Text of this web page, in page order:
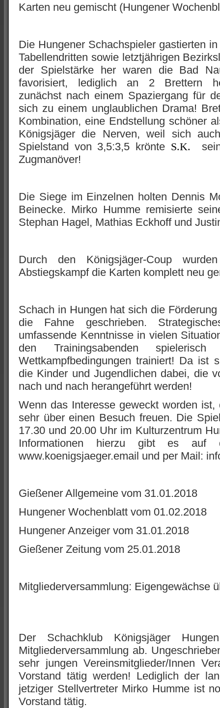
Karten neu gemischt (Hungener
Die Hungener Schachspieler gastierten
Tabellendritten sowie letztjährigen
der Spielstärke her waren die Bad
favorisiert, lediglich an 2 Brettern
zunächst nach einem Spaziergang für
sich zu einem unglaublichen Drama!
Kombination, eine Endstellung schöner
Königsjäger die Nerven, weil sich
Spielstand von 3,5:3,5 krönte S.K.
Zugmanöver!
Die Siege im Einzelnen holten Dennis
Beinecke. Mirko Humme remisierte
Stephan Hagel, Mathias Eckhoff und
Durch den Königsjäger-Coup
Abstiegskampf die Karten komplett neu
Schach in Hungen hat sich die
die Fahne geschrieben.
umfassende Kenntnisse in vielen
den Trainingsabenden
Wettkampfbedingungen trainiert! Da ist
die Kinder und Jugendlichen dabei, die
nach und nach herangeführt werden!
Wenn das Interesse geweckt worden
sehr über einen Besuch freuen. Die
17.30 und 20.00 Uhr im Kulturzentrum
Informationen hierzu gibt es auf
www.koenigsjaeger.email und per Mail:
Gießener Allgemeine vom 31.01.2018
Hungener Wochenblatt vom 01.02.2018
Hungener Anzeiger vom 31.01.2018
Gießener Zeitung vom 25.01.2018
Mitgliederversammlung: Eigengewächse
Der Schachklub Königsjäger
Mitgliederversammlung ab.
sehr jungen Vereinsmitglieder/Innen
Vorstand tätig werden! Lediglich der
jetziger Stellvertreter Mirko Humme ist
Vorstand tätig.